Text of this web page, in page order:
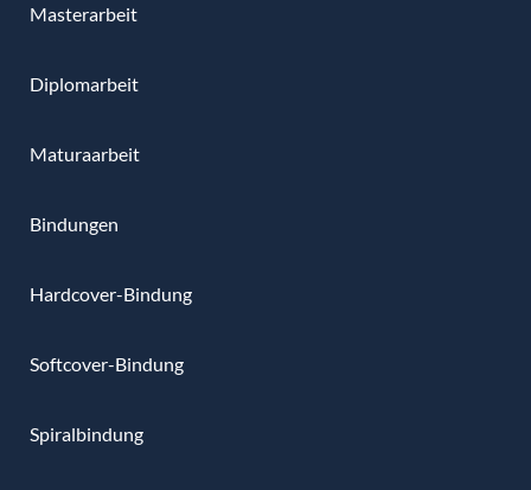
Masterarbeit
Diplomarbeit
Maturaarbeit
Bindungen
Hardcover-Bindung
Softcover-Bindung
Spiralbindung